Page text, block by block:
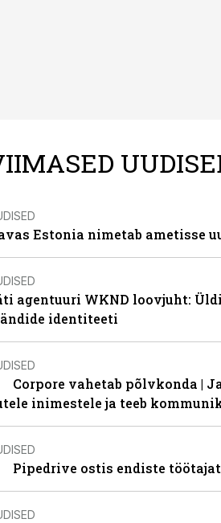
Estonia nimetab ametisse
agentuuri WKND loovjuht:
identiteeti
Corpore vahetab põlvkonda |
inimestele ja teeb
Pipedrive ostis endiste